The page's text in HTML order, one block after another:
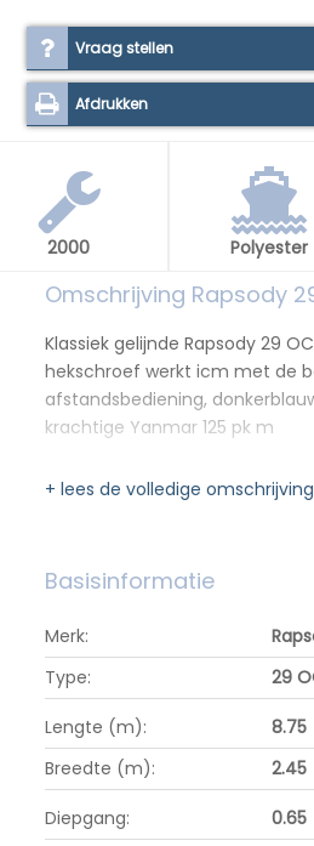
Vraag stellen
Afdrukken
2000 Polyester
Omschrijving Rapsody
Klassiek gelijnde Rapsody 29
hekschroef werkt icm met de
afstandsbediening,
krachtige Yanmar 125 pk m
+ lees de volledige omschrijving
Basisinformatie
Merk:
Type:
29
Lengte (m):
8.75
Breedte (m):
2.45
Diepgang:
0.65